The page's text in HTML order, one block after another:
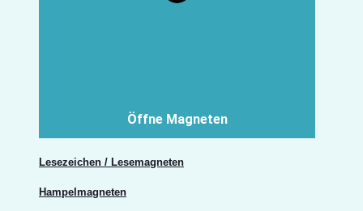
Öffne Magneten
Lesezeichen / Lesemagneten
Hampelmagneten